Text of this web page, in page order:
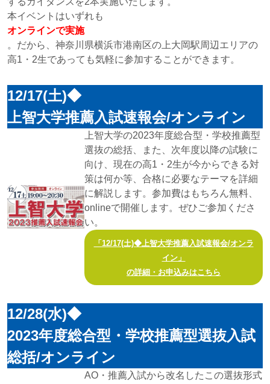
本イベントはいずれも
オンラインで実施
。だから、神奈川県横浜市港南区の上大岡駅周辺エリアの
高1・2生であっても気軽に参加することができます。
12/17(土)◆
上智大学推薦入試速報会/オンライン
上智大学の2023年度総合型・学校推薦型
選抜の総括、また、次年度以降の試験に
向け、現在の高1・2生が今からできる対
策は何か等、合格に必要なテーマを詳細
に解説します。参加費はもちろん無料、
onlineで開催します。ぜひご参加くださ
い。
「12/17(土)◆上智大学推薦入試速報会/オンラ
イン」
の詳細・お申込みはこちら
12/28(水)◆
2023年度総合型・学校推薦型選抜入試
総括/オンライン
AO・推薦入試から改名したこの選抜形式